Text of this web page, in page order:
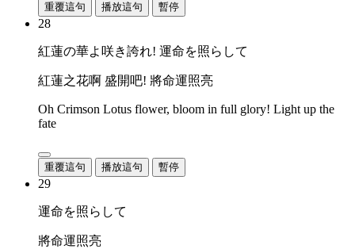
重覆這句 播放這句 暫停
28
紅蓮の華よ咲き誇れ! 運命を照らして
紅蓮之花啊 盛開吧! 將命運照亮
Oh Crimson Lotus flower, bloom in full glory! Light up the
fate
重覆這句 播放這句 暫停
29
運命を照らして
將命運照亮